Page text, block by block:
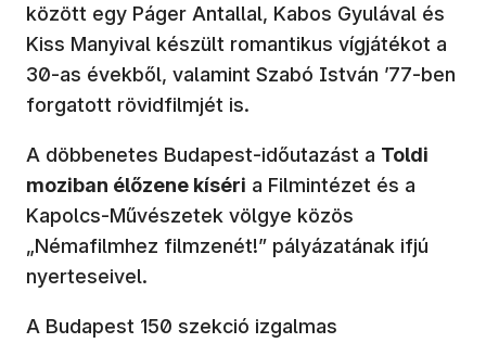
között egy Páger Antallal, Kabos Gyulával és
Kiss Manyival készült romantikus vígjátékot a
30-as évekből, valamint Szabó István ’77-ben
forgatott rövidfilmjét is.
A döbbenetes Budapest-időutazást a Toldi
moziban élőzene kíséri a Filmintézet és a
Kapolcs-Művészetek völgye közös
„Némafilmhez filmzenét!” pályázatának ifjú
nyerteseivel.
A Budapest 150 szekció izgalmas